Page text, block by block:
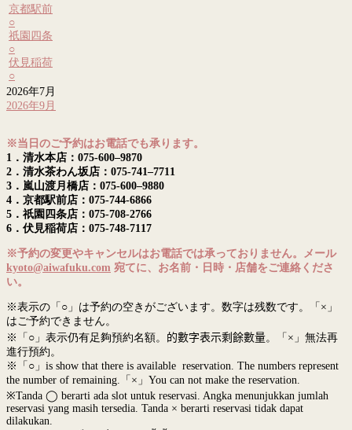
京都駅前
○
祇園四条
○
伏見稲荷
○
2026年7月
2026年9月
※当日のご予約はお電話でも承ります。
1．清水本店：075-600–9870
2．清水茶わん坂店：075-741–7711
3．嵐山渡月橋店：075-600–9880
4．京都駅前店：075-744-6866
5．祇園四条店：075-708-2766
6．伏見稲荷店：075-748-7117
※予約の変更やキャンセルはお電話では承っておりません。メール
kyoto@aiwafuku.com 宛てに、お名前・日時・店舗をご連絡くださ
い。
※表示の「○」は予約の空きがございます。数字は残数です。「×」
はご予約できません。
※「○」表示仍有足夠預約名額。 的數字表示剩餘數量。「×」無法再
進行預約。
※「○」is show that there is available reservation. The numbers represent
the number of remaining.「×」You can not make the reservation.
※Tanda ◯ berarti ada slot untuk reservasi. Angka menunjukkan jumlah
reservasi yang masih tersedia. Tanda × berarti reservasi tidak dapat
dilakukan.